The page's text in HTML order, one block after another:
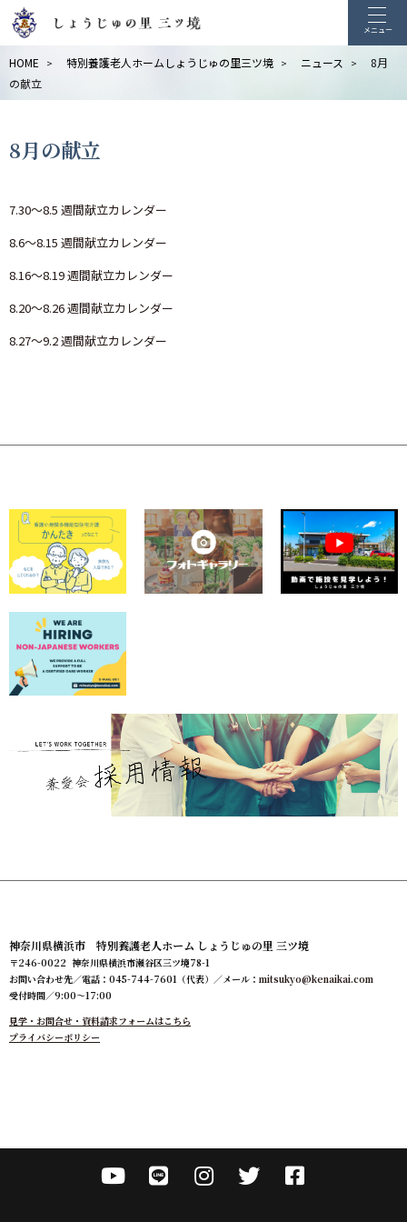
メニュー
HOME > 特別養護老人ホームしょうじゅの里三ツ境 > ニュース >
8月
の献立
8月の献立
7.30～8.5 週間献立カレンダー
8.6～8.15 週間献立カレンダー
8.16～8.19 週間献立カレンダー
8.20～8.26 週間献立カレンダー
8.27～9.2 週間献立カレンダー
神奈川県横浜市 特別養護老人ホーム しょうじゅの里 三ツ境
〒246-0022 神奈川県横浜市瀬谷区三ツ境78-1
お問い合わせ先／電話：045-744-7601（代表）／メール： mitsukyo@kenaikai.com
受付時間／9:00～17:00
見学・お問合せ・資料請求フォームはこちら
プライバシーポリシー